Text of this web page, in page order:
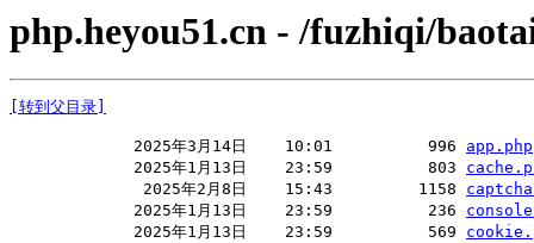
php.heyou51.cn - /fuzhiqi/
[转到父目录]
             2025年3月14日    10:01          996
app.php
             2025年1月13日    23:59          803
              2025年2月8日    15:43         1158
             2025年1月13日    23:59          236
             2025年1月13日    23:59          569